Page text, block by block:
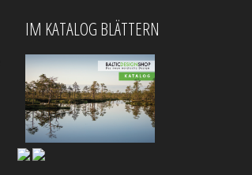
IM KATALOG BLÄTTERN